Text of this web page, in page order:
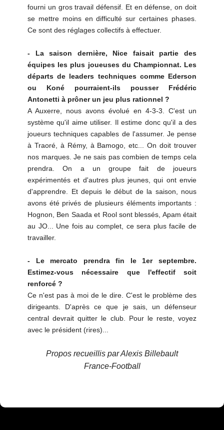
fourni un gros travail défensif. Et en défense, on doit
se mettre moins en difficulté sur certaines phases.
Ce sont des réglages collectifs à effectuer.
- La saison dernière, Nice faisait partie des
équipes les plus joueuses du Championnat. Les
départs de leaders techniques comme Ederson
ou Koné pourraient-ils pousser Frédéric
Antonetti à prôner un jeu plus rationnel ?
A Auxerre, nous avons évolué en 4-3-3. C'est un
système qu'il aime utiliser. Il estime donc qu'il a des
joueurs techniques capables de l'assumer. Je pense
à Traoré, à Rémy, à Bamogo, etc... On doit trouver
nos marques. Je ne sais pas combien de temps cela
prendra. On a un groupe fait de joueurs
expérimentés et d'autres plus jeunes, qui ont envie
d'apprendre. Et depuis le début de la saison, nous
avons été privés de plusieurs éléments importants :
Hognon, Ben Saada et Rool sont blessés, Apam était
au JO... Une fois au complet, ce sera plus facile de
travailler.
- Le mercato prendra fin le 1er septembre.
Estimez-vous nécessaire que l'effectif soit
renforcé ?
Ce n'est pas à moi de le dire. C'est le problème des
dirigeants. D'après ce que je sais, un défenseur
central devrait quitter le club. Pour le reste, voyez
avec le président (rires)...
Propos recueillis par Alexis Billebault
France-Football